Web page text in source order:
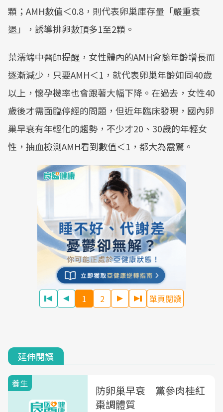
顆；AMH數值＜0.8，則代表卵巢庫存量「嚴重衰
退」，誘導排卵數頂多1至2顆。
葉濡端中醫師提醒，女性體內的AMH會隨年齡增長而
逐漸減少，只要AMH＜1，就代表卵巢年齡如同40歲
以上，懷孕機率也會跟著大幅下降。在過去，女性40
歲後才需面臨停經的問題，但近年臨床發現，國內卵
巢早衰有年輕化的趨勢，不少才20、30歲的年輕女
性，抽血檢測AMH看到數值＜1，都大為震驚。
1 2 單頁閱讀
延伸閱讀
養生
防卵巢早衰 黨參肉桂紅
棗調體質